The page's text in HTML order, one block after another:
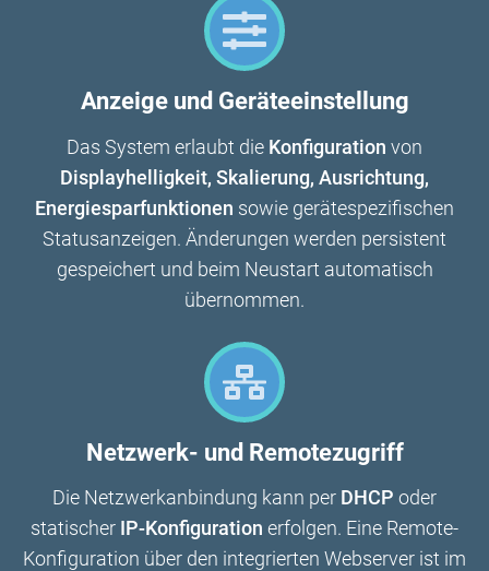
Anzeige und Geräteeinstellung
Das System erlaubt die Konfiguration von
Displayhelligkeit, Skalierung, Ausrichtung,
Energiesparfunktionen sowie gerätespezifischen
Statusanzeigen. Änderungen werden persistent
gespeichert und beim Neustart automatisch
übernommen.
Netzwerk- und Remotezugriff
Die Netzwerkanbindung kann per DHCP oder
statischer IP-Konfiguration erfolgen. Eine Remote-
Konfiguration über den integrierten Webserver ist im